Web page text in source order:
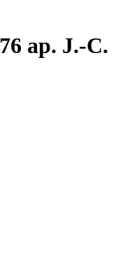
ap. J.-C.